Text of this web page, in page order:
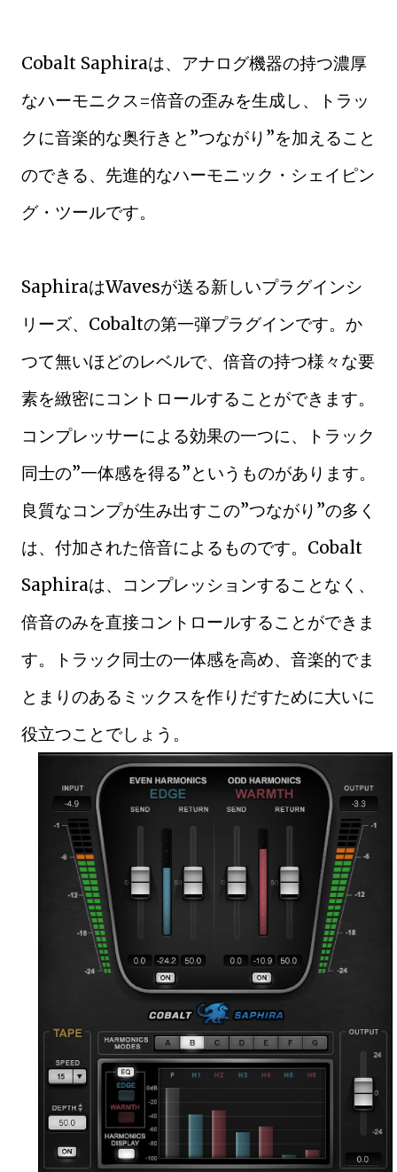
Cobalt Saphiraは、アナログ機器の持つ濃厚
なハーモニクス=倍音の歪みを生成し、トラッ
クに音楽的な奥行きと”つながり”を加えること
のできる、先進的なハーモニック・シェイピン
グ・ツールです。
SaphiraはWavesが送る新しいプラグインシ
リーズ、Cobaltの第一弾プラグインです。か
つて無いほどのレベルで、倍音の持つ様々な要
素を緻密にコントロールすることができます。
コンプレッサーによる効果の一つに、トラック
同士の”一体感を得る”というものがあります。
良質なコンプが生み出すこの”つながり”の多く
は、付加された倍音によるものです。Cobalt
Saphiraは、コンプレッションすることなく、
倍音のみを直接コントロールすることができま
す。トラック同士の一体感を高め、音楽的でま
とまりのあるミックスを作りだすために大いに
役立つことでしょう。